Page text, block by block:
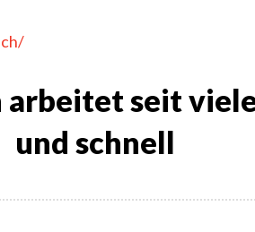
arbeitet seit
und schnell